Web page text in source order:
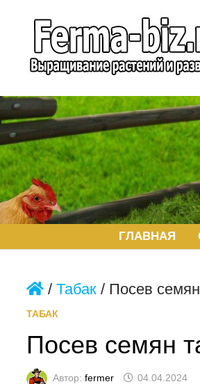
содержимому
ГЛАВНАЯ
/Табак / Посев
ТАБАК
Посев семян
Автор:fermer 04.04.2024